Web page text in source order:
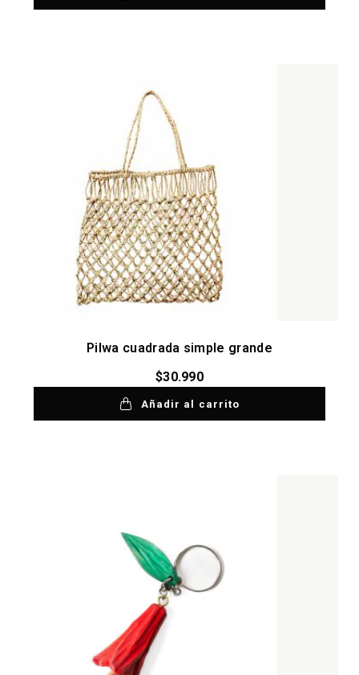
Pilwa cuadrada simple grande
$30.990
Añadir al carrito